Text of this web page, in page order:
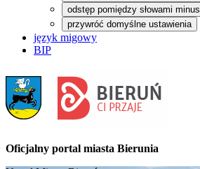
odstęp pomiędzy słowami minus
przywróć domyślne ustawienia
język migowy
BIP
Oficjalny portal miasta Bierunia